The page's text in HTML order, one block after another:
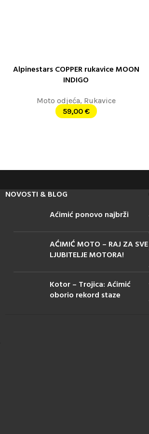
ODABERITE OPCIJE
Alpinestars COPPER rukavice MOON
INDIGO
Moto odjeća, Rukavice
59,00 €
NOVOSTI & BLOG
Aćimić ponovo najbrži
AĆIMIĆ MOTO – RAJ ZA SVE
LJUBITELJE MOTORA!
Kotor – Trojica: Aćimić
oborio rekord staze